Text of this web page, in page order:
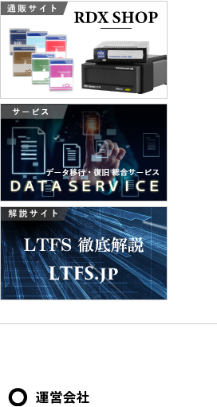
運営会社